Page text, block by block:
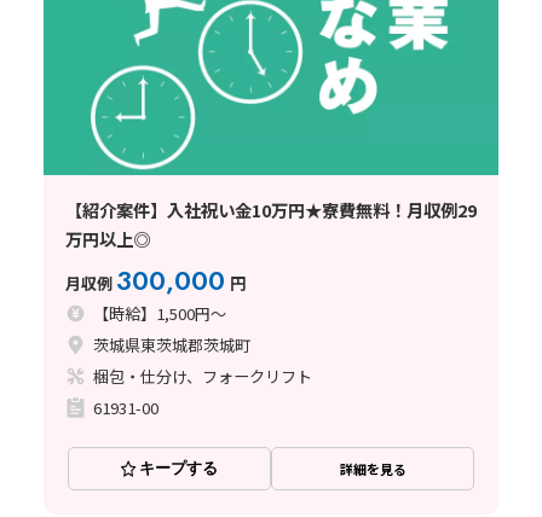
【紹介案件】入社祝い金10万円★寮費無料！月収例29
万円以上◎
月収例 300,000 円
【時給】1,500円～
茨城県東茨城郡茨城町
梱包・仕分け、フォークリフト
61931-00
キープする 詳細を見る